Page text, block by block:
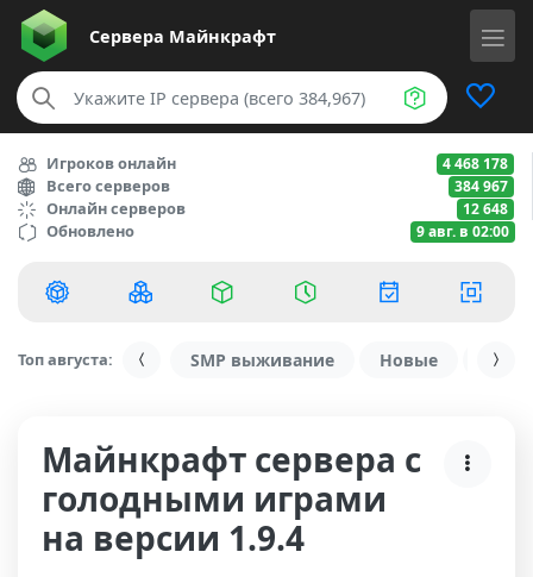
Сервера Майнкрафт
Игроков онлайн 4 468 178
Всего серверов 384 967
Онлайн серверов 12 648
Обновлено 9 авг. в 02:00
Топ августа: SMP выживание Новые С
Майнкрафт сервера с
голодными играми
на версии 1.9.4